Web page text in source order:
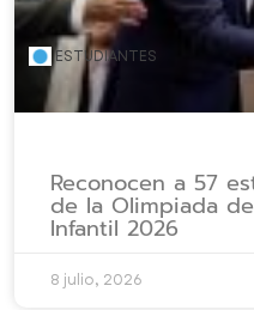
ESTUDIANTES
Reconocen a 57
de la Olimpiada
Infantil 2026
8 julio, 2026